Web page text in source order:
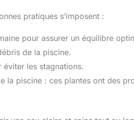
pratiques s’imposent :
pour assurer un équilibre
de la piscine.
éviter les stagnations.
la piscine : ces plantes ont des